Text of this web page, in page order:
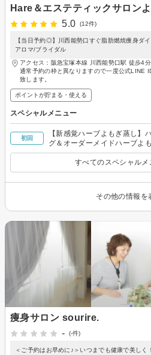
Hare＆エステティックサロン
5.0
(12件)
【当日予約◎】川西能勢口すぐ脂肪燃焼痩身ダ
アロマ/ブライダル
アクセス：阪急宝塚本線 川西能勢口駅 徒歩4
通常予約の枠と異なりますので一度公式LINE
致します。
ポイントが貯まる・使える
スペシャルメニュー
初回
【新感覚ハーブよもぎ蒸し】
グ＆オーダーメイドハーブよ
すべてのスペシャルメ
その他の情報を
痩身サロン sourire.
-
(-件)
＜ご予約はお早めに♪＞いつまでも健康で美し